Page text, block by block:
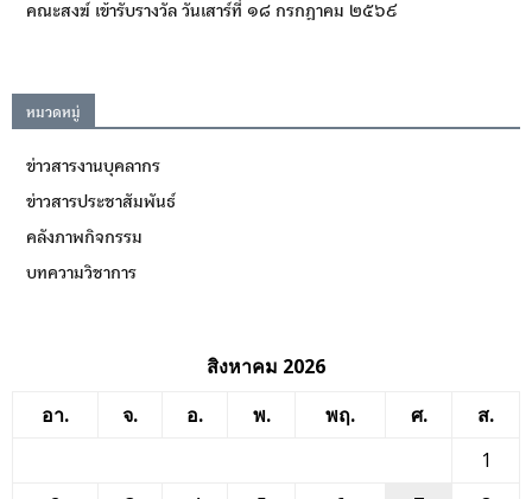
คณะสงฆ์ เข้ารับรางวัล วันเสาร์ที่ ๑๘ กรกฎาคม ๒๕๖๙
หมวดหมู่
ข่าวสารงานบุคลากร
ข่าวสารประชาสัมพันธ์
คลังภาพกิจกรรม
บทความวิชาการ
สิงหาคม 2026
อา.
จ. อ. พ. พฤ. ศ.
ส.
1